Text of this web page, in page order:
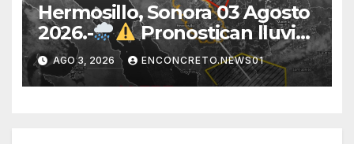
Hermosillo, Sonora 03 Agosto
2026.-
Pronostican lluvias
para Hermosillo esta noche;
norte de Sonora registra
mayor potencial de
AGO 3, 2026 ENCONCRETO.NEWS01